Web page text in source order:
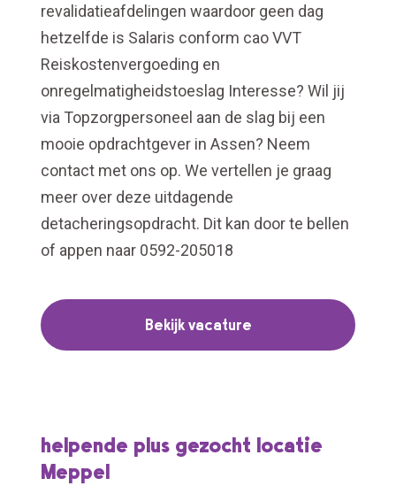
revalidatieafdelingen waardoor geen dag
hetzelfde is Salaris conform cao VVT
Reiskostenvergoeding en
onregelmatigheidstoeslag Interesse? Wil jij
via Topzorgpersoneel aan de slag bij een
mooie opdrachtgever in Assen? Neem
contact met ons op. We vertellen je graag
meer over deze uitdagende
detacheringsopdracht. Dit kan door te bellen
of appen naar 0592-205018
Bekijk vacature
helpende plus gezocht locatie
Meppel